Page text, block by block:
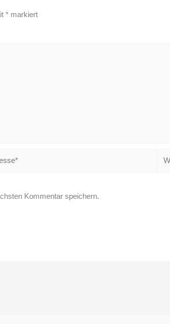
* markiert
Kommentar speichern.